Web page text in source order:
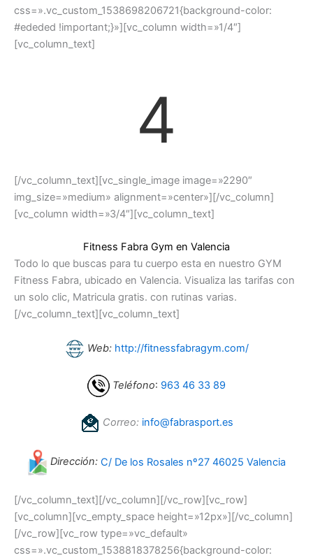
css=».vc_custom_1538698206721{background-color:
#ededed !important;}»][vc_column width=»1/4″]
[vc_column_text]
4
[/vc_column_text][vc_single_image image=»2290″
img_size=»medium» alignment=»center»][/vc_column]
[vc_column width=»3/4″][vc_column_text]
Fitness Fabra Gym en Valencia
Todo lo que buscas para tu cuerpo esta en nuestro GYM
Fitness Fabra, ubicado en Valencia. Visualiza las tarifas con
un solo clic, Matricula gratis. con rutinas varias.
[/vc_column_text][vc_column_text]
Web: http://fitnessfabragym.com/
Teléfono: 963 46 33 89
Correo: info@fabrasport.es
Dirección: C/ De los Rosales nº27 46025 Valencia
[/vc_column_text][/vc_column][/vc_row][vc_row]
[vc_column][vc_empty_space height=»12px»][/vc_column]
[/vc_row][vc_row type=»vc_default»
css=».vc_custom_1538818378256{background-color: